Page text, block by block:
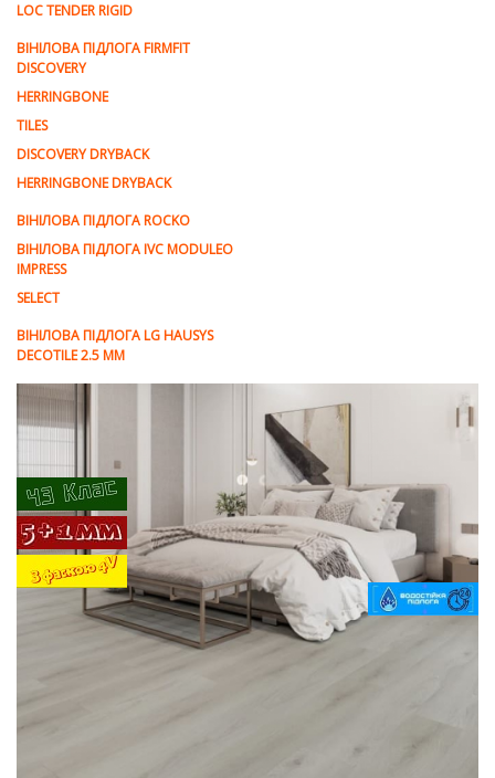
LOC TENDER RIGID
ВІНІЛОВА ПІДЛОГА FIRMFIT
DISCOVERY
HERRINGBONE
TILES
DISCOVERY DRYBACK
HERRINGBONE DRYBACK
ВІНІЛОВА ПІДЛОГА ROCKO
ВІНІЛОВА ПІДЛОГА IVC MODULEO
IMPRESS
SELECT
ВІНІЛОВА ПІДЛОГА LG HAUSYS
DECOTILE 2.5 MM